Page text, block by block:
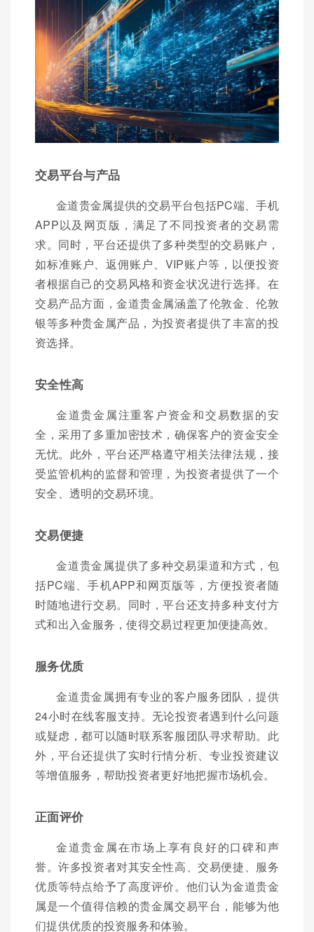
交易平台与产品
金道贵金属提供的交易平台包括PC端、手机
APP以及网页版，满足了不同投资者的交易需
求。同时，平台还提供了多种类型的交易账户，
如标准账户、返佣账户、VIP账户等，以便投资
者根据自己的交易风格和资金状况进行选择。在
交易产品方面，金道贵金属涵盖了伦敦金、伦敦
银等多种贵金属产品，为投资者提供了丰富的投
资选择。
安全性高
金道贵金属注重客户资金和交易数据的安
全，采用了多重加密技术，确保客户的资金安全
无忧。此外，平台还严格遵守相关法律法规，接
受监管机构的监督和管理，为投资者提供了一个
安全、透明的交易环境。
交易便捷
金道贵金属提供了多种交易渠道和方式，包
括PC端、手机APP和网页版等，方便投资者随
时随地进行交易。同时，平台还支持多种支付方
式和出入金服务，使得交易过程更加便捷高效。
服务优质
金道贵金属拥有专业的客户服务团队，提供
24小时在线客服支持。无论投资者遇到什么问题
或疑虑，都可以随时联系客服团队寻求帮助。此
外，平台还提供了实时行情分析、专业投资建议
等增值服务，帮助投资者更好地把握市场机会。
正面评价
金道贵金属在市场上享有良好的口碑和声
誉。许多投资者对其安全性高、交易便捷、服务
优质等特点给予了高度评价。他们认为金道贵金
属是一个值得信赖的贵金属交易平台，能够为他
们提供优质的投资服务和体验。